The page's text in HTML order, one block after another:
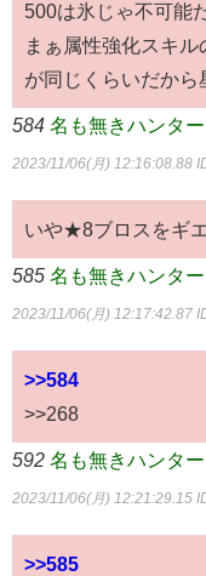
500は氷じゃ不可能
まぁ属性強化スキ
が同じくらいだから
584 名も無きハンタ
2023/11/06(月) 12:16:08.88
いや★8ブロスをギ
585 名も無きハンタ
2023/11/06(月) 12:17:42.87
>>584
>>268
592 名も無きハンタ
2023/11/06(月) 12:21:29.15
>>585